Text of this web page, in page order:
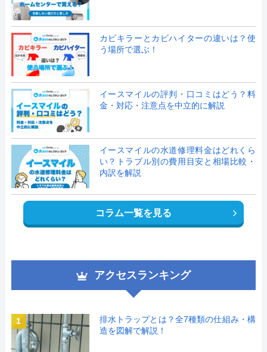
カビキラーとカビハイターの違いは？使
う場所で選ぶ！
イースマイルの評判・口コミはどう？料
金・対応・注意点を中立的に解説
イースマイルの水道修理料金はどれくら
い？トラブル別の費用目安と相場比較・
内訳を解説
コラム一覧を見る
アクセスランキング
1
排水トラップとは？全7種類の仕組み・構
造を図解で解説！